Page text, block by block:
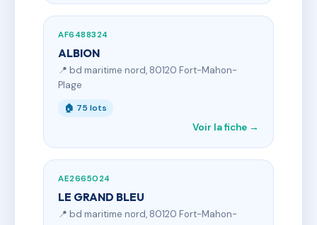
AF6488324
ALBION
📍 bd maritime nord, 80120 Fort-Mahon-
Plage
🏠 75 lots
Voir la fiche →
AE2665024
LE GRAND BLEU
📍 bd maritime nord, 80120 Fort-Mahon-